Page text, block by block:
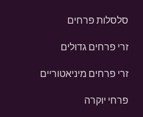
סלסלות פרחים
זרי פרחים גדולים
זרי פרחים מיניאטוריים
פרחי יוקרה